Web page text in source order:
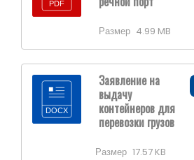
Размер 4.99 MB
Заявление на
выдачу
контейнеров для
перевозки грузов
Размер 17.57 KB